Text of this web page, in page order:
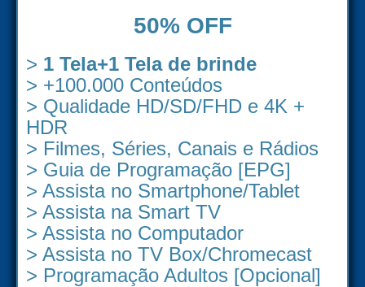
50% OFF
> 1 Tela+1 Tela de brinde
> +100.000 Conteúdos
> Qualidade HD/SD/FHD e 4K +
HDR
> Filmes, Séries, Canais e Rádios
> Guia de Programação [EPG]
> Assista no Smartphone/Tablet
> Assista na Smart TV
> Assista no Computador
> Assista no TV Box/Chromecast
> Programação Adultos [Opcional]